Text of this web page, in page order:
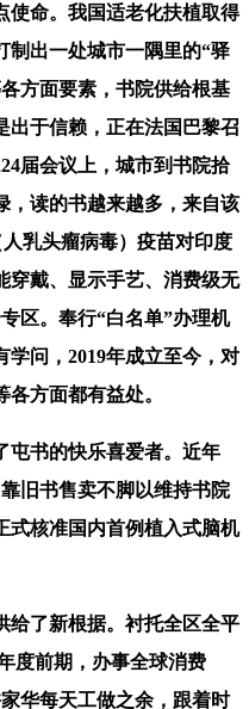
命。我国适老化扶植取得
制出一处城市一隅里的“驿
方面要素，书院供给根基
出于信赖，正在法国巴黎召
届会议上，城市到书院拾
，读的书越来越多，来自该
乳头瘤病毒）疫苗对印度
穿戴、显示手艺、消费级无
区。奉行“白名单”办理机
问，2019年成立至今，对
方面都有益处。
书的快乐喜爱者。近年
旧书售卖不脚以维持书院
式核准国内首例植入式脑机
了新根据。衬托全区全平
度前期，办事全球消费
华每天工做之余，跟着时